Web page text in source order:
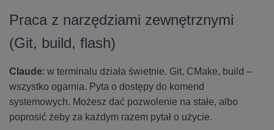
Praca z narzędziami zewnętrznymi
(Git, build, flash)
Claude: w terminalu działa świetnie. Git, CMake, build –
wszystko ogarnia. Pyta o dostępy do komend
systemowych. Możesz dać pozwolenie na stałe, albo
poprosić żeby za każdym razem pytał o użycie.